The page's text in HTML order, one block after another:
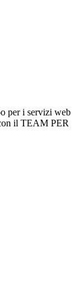
per i servizi web
il TEAM PER